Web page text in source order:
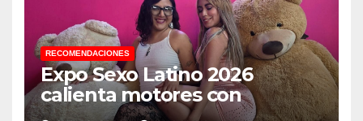
RECOMENDACIONES
Expo Sexo Latino 2026
calienta motores con
conferencia de prensa y